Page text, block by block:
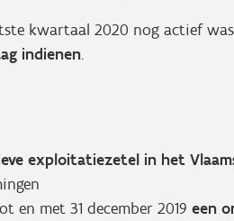
kwartaal 2020 nog actief
indienen.
exploitatiezetel in het
en met 31 december 2019 een